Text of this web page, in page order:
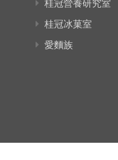
桂冠營養研究室
桂冠冰菓室
愛麵族